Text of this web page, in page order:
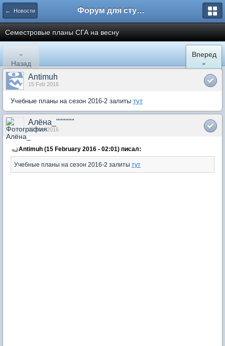
← Новости Форум для студента СГА
Семестровые планы СГА на весну
«
Назад
Вперед
»
Antimuh
15 Feb 2016
Учебные планы на сезон 2016-2 залиты тут
Алёна_""""""
12 Mar 2016
Antimuh (15 February 2016 - 02:01) писал:
Учебные планы на сезон 2016-2 залиты тут